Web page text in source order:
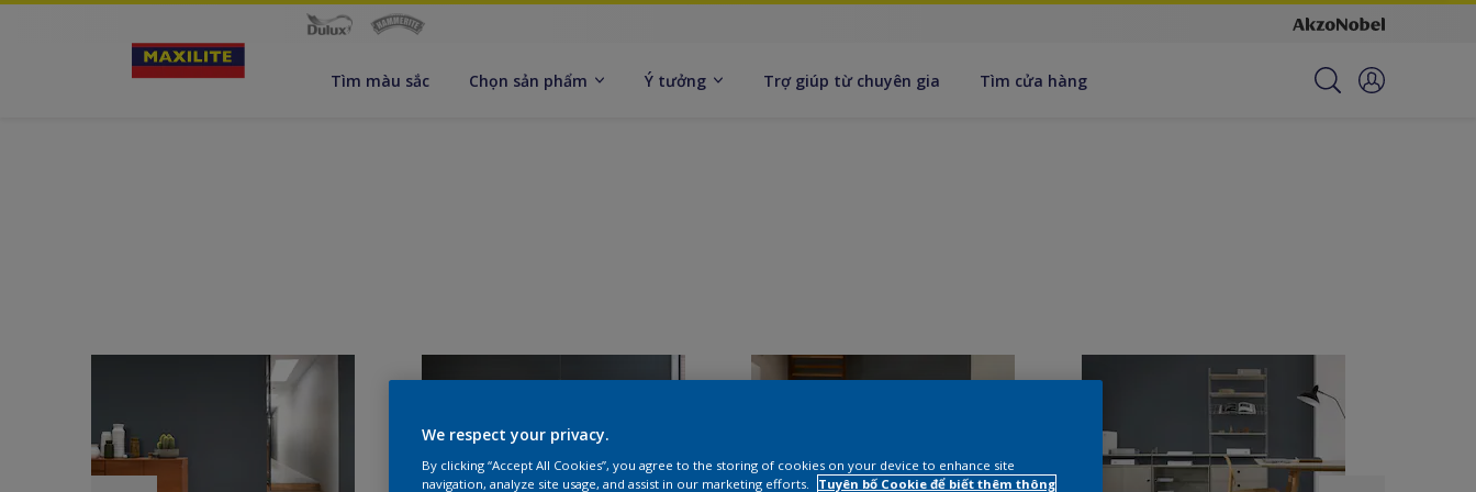
Tìm màu sắc Chọn sản phẩm Ý tưởng Trợ giúp từ chuyên gia Tìm cửa hàng
We respect your privacy.
By clicking “Accept All Cookies”, you agree to the storing of cookies on your device to enhance site
navigation, analyze site usage, and assist in our marketing efforts.
Tuyên bố Cookie để biết thêm thông